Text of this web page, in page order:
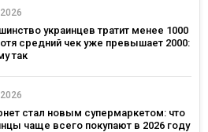
украинцев тратит менее 1000
средний чек уже превышает 2000:
так
стал новым супермаркетом: что
чаще всего покупают в 2026 году